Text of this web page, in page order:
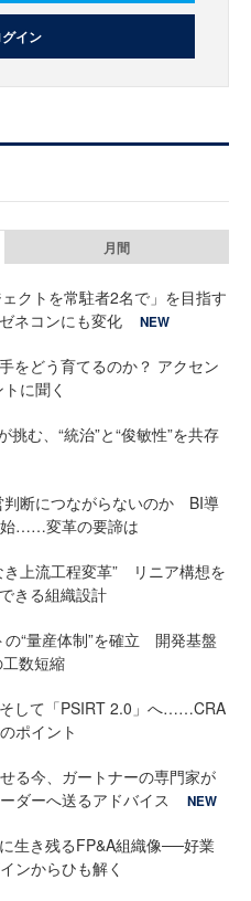
グイン
月間
クトを常駐者2名で」を目指す
ネコンにも変化
NEW
をどう育てるのか？ アクセン
に聞く
む、“統治”と“俊敏性”を共存
判断につながらないのか BI導
始……変革の要諦は
き上流工程変革” リニア構想を
きる組織設計
“量産体制”を確立 開発基盤
工数短縮
して「PSIRT 2.0」へ……CRA
ポイント
る今、ガートナーの専門家が
ダーへ送るアドバイス
NEW
生き残るFP&A組織像──好業
ンからひも解く